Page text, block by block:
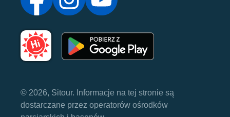
© 2026, Sitour. Informacje na tej stronie są
dostarczane przez operatorów ośrodków